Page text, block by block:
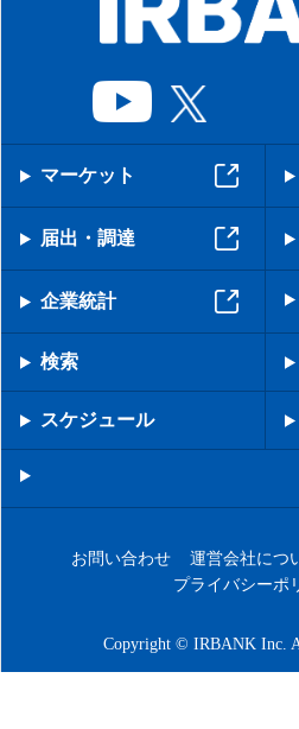
マーケット
届出・調達
企業統計
検索
スケジュール
お問い合わせ 運営会社につ
プライバシーポ
Copyright © IRBANK Inc.